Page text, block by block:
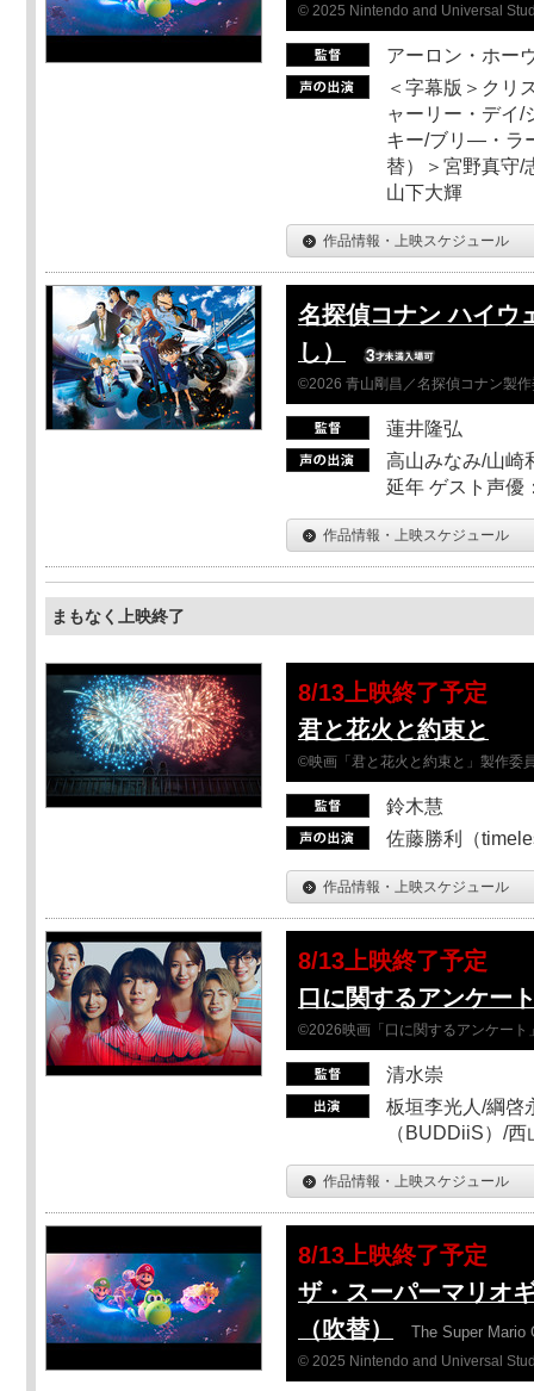
© 2025 Nintendo and Universal
アーロン・ホー
＜字幕版＞クリ
ャーリー・デイ/
キー/ブリ―・ラ
替）＞宮野真守/
山下大輝
作品情報・上映スケジュール
名探偵コナン ハイウ
し）
©2026 青山剛昌／名探偵コナン製
蓮井隆弘
高山みなみ/山崎
延年 ゲスト声優
作品情報・上映スケジュール
まもなく上映終了
8/13上映終了予定
君と花火と約束と
©映画「君と花火と約束と」製作委
鈴木慧
佐藤勝利（
作品情報・上映スケジュール
8/13上映終了予定
口に関するアンケー
©2026映画「口に関するアンケート
清水崇
板垣李光人/綱啓
（BUDDiiS）/
作品情報・上映スケジュール
8/13上映終了予定
ザ・スーパーマリオ
（吹替）
The Super Mario
© 2025 Nintendo and Universal